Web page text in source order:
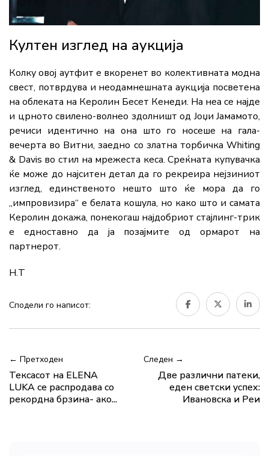
Култен изглед на аукција
Колку овој аутфит е вкоренет во колективната модна
свест, потврдува и неодамнешната аукција посветена
на облеката на Керолин Бесет Кенеди. На неа се најде
и црното свилено-волнео здолништ од Јоџи Јамамото,
речиси идентично на она што го носеше на гала-
вечерта во Витни, заедно со златна торбичка Whiting
& Davis во стил на мрежеста кеса. Среќната купувачка
ќе може до најситен детал да го рекреира нејзиниот
изглед, единственото нешто што ќе мора да го
„импровизира“ е белата кошула, но како што и самата
Керолин докажа, понекогаш најдобриот стајлинг-трик
е едноставно да ја позајмите од ормарот на
партнерот.
Н.Т
Сподели го написот:
← Претходен
Тексасот на ELENA
LUKA се распродава со
рекордна брзина- ако...
Следен →
Две различни патеки,
еден светски успех:
Ивановска и Реи